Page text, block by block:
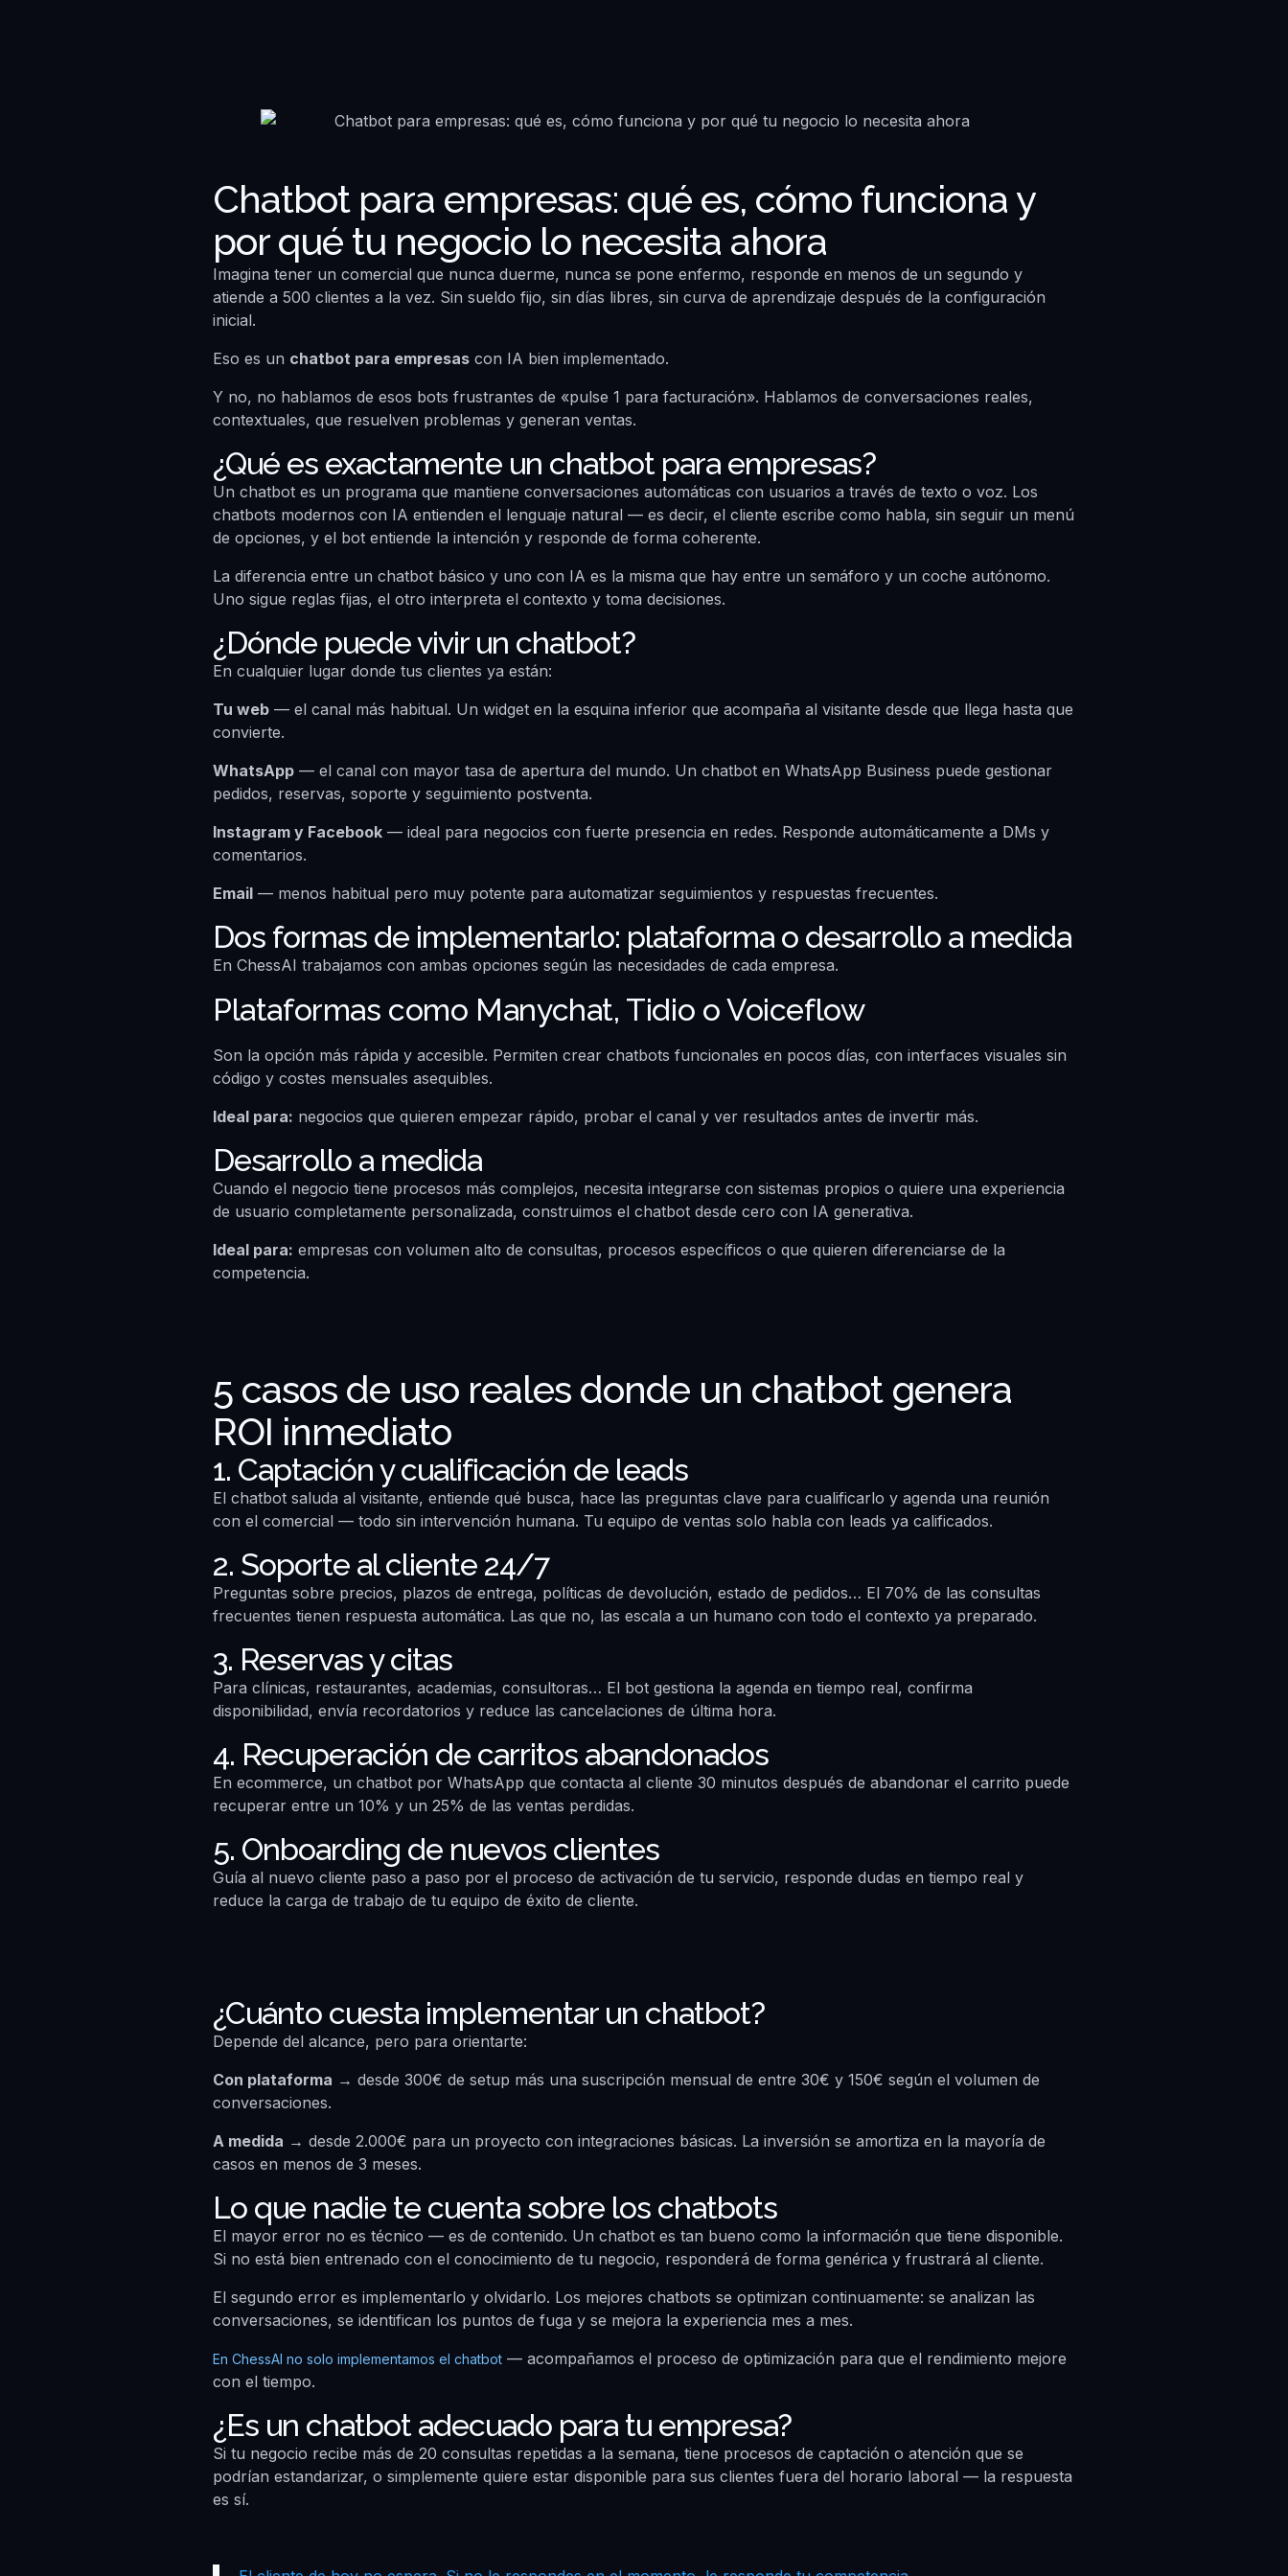
Chatbot para empresas: qué es, cómo funciona y
por qué tu negocio lo necesita ahora
Imagina tener un comercial que nunca duerme, nunca se pone enfermo, responde en menos de un segundo y
atiende a 500 clientes a la vez. Sin sueldo fijo, sin días libres, sin curva de aprendizaje después de la configuración
inicial.
Eso es un chatbot para empresas con IA bien implementado.
Y no, no hablamos de esos bots frustrantes de «pulse 1 para facturación». Hablamos de conversaciones reales,
contextuales, que resuelven problemas y generan ventas.
¿Qué es exactamente un chatbot para empresas?
Un chatbot es un programa que mantiene conversaciones automáticas con usuarios a través de texto o voz. Los
chatbots modernos con IA entienden el lenguaje natural — es decir, el cliente escribe como habla, sin seguir un menú
de opciones, y el bot entiende la intención y responde de forma coherente.
La diferencia entre un chatbot básico y uno con IA es la misma que hay entre un semáforo y un coche autónomo.
Uno sigue reglas fijas, el otro interpreta el contexto y toma decisiones.
¿Dónde puede vivir un chatbot?
En cualquier lugar donde tus clientes ya están:
Tu web — el canal más habitual. Un widget en la esquina inferior que acompaña al visitante desde que llega hasta que
convierte.
WhatsApp — el canal con mayor tasa de apertura del mundo. Un chatbot en WhatsApp Business puede gestionar
pedidos, reservas, soporte y seguimiento postventa.
Instagram y Facebook — ideal para negocios con fuerte presencia en redes. Responde automáticamente a DMs y
comentarios.
Email — menos habitual pero muy potente para automatizar seguimientos y respuestas frecuentes.
Dos formas de implementarlo: plataforma o desarrollo a medida
En ChessAI trabajamos con ambas opciones según las necesidades de cada empresa.
Plataformas como Manychat, Tidio o Voiceflow
Son la opción más rápida y accesible. Permiten crear chatbots funcionales en pocos días, con interfaces visuales sin
código y costes mensuales asequibles.
Ideal para: negocios que quieren empezar rápido, probar el canal y ver resultados antes de invertir más.
Desarrollo a medida
Cuando el negocio tiene procesos más complejos, necesita integrarse con sistemas propios o quiere una experiencia
de usuario completamente personalizada, construimos el chatbot desde cero con IA generativa.
Ideal para: empresas con volumen alto de consultas, procesos específicos o que quieren diferenciarse de la
competencia.
5 casos de uso reales donde un chatbot genera
ROI inmediato
1. Captación y cualificación de leads
El chatbot saluda al visitante, entiende qué busca, hace las preguntas clave para cualificarlo y agenda una reunión
con el comercial — todo sin intervención humana. Tu equipo de ventas solo habla con leads ya calificados.
2. Soporte al cliente 24/7
Preguntas sobre precios, plazos de entrega, políticas de devolución, estado de pedidos… El 70% de las consultas
frecuentes tienen respuesta automática. Las que no, las escala a un humano con todo el contexto ya preparado.
3. Reservas y citas
Para clínicas, restaurantes, academias, consultoras… El bot gestiona la agenda en tiempo real, confirma
disponibilidad, envía recordatorios y reduce las cancelaciones de última hora.
4. Recuperación de carritos abandonados
En ecommerce, un chatbot por WhatsApp que contacta al cliente 30 minutos después de abandonar el carrito puede
recuperar entre un 10% y un 25% de las ventas perdidas.
5. Onboarding de nuevos clientes
Guía al nuevo cliente paso a paso por el proceso de activación de tu servicio, responde dudas en tiempo real y
reduce la carga de trabajo de tu equipo de éxito de cliente.
¿Cuánto cuesta implementar un chatbot?
Depende del alcance, pero para orientarte:
Con plataforma → desde 300€ de setup más una suscripción mensual de entre 30€ y 150€ según el volumen de
conversaciones.
A medida → desde 2.000€ para un proyecto con integraciones básicas. La inversión se amortiza en la mayoría de
casos en menos de 3 meses.
Lo que nadie te cuenta sobre los chatbots
El mayor error no es técnico — es de contenido. Un chatbot es tan bueno como la información que tiene disponible.
Si no está bien entrenado con el conocimiento de tu negocio, responderá de forma genérica y frustrará al cliente.
El segundo error es implementarlo y olvidarlo. Los mejores chatbots se optimizan continuamente: se analizan las
conversaciones, se identifican los puntos de fuga y se mejora la experiencia mes a mes.
En ChessAI no solo implementamos el chatbot — acompañamos el proceso de optimización para que el rendimiento mejore
con el tiempo.
¿Es un chatbot adecuado para tu empresa?
Si tu negocio recibe más de 20 consultas repetidas a la semana, tiene procesos de captación o atención que se
podrían estandarizar, o simplemente quiere estar disponible para sus clientes fuera del horario laboral — la respuesta
es sí.